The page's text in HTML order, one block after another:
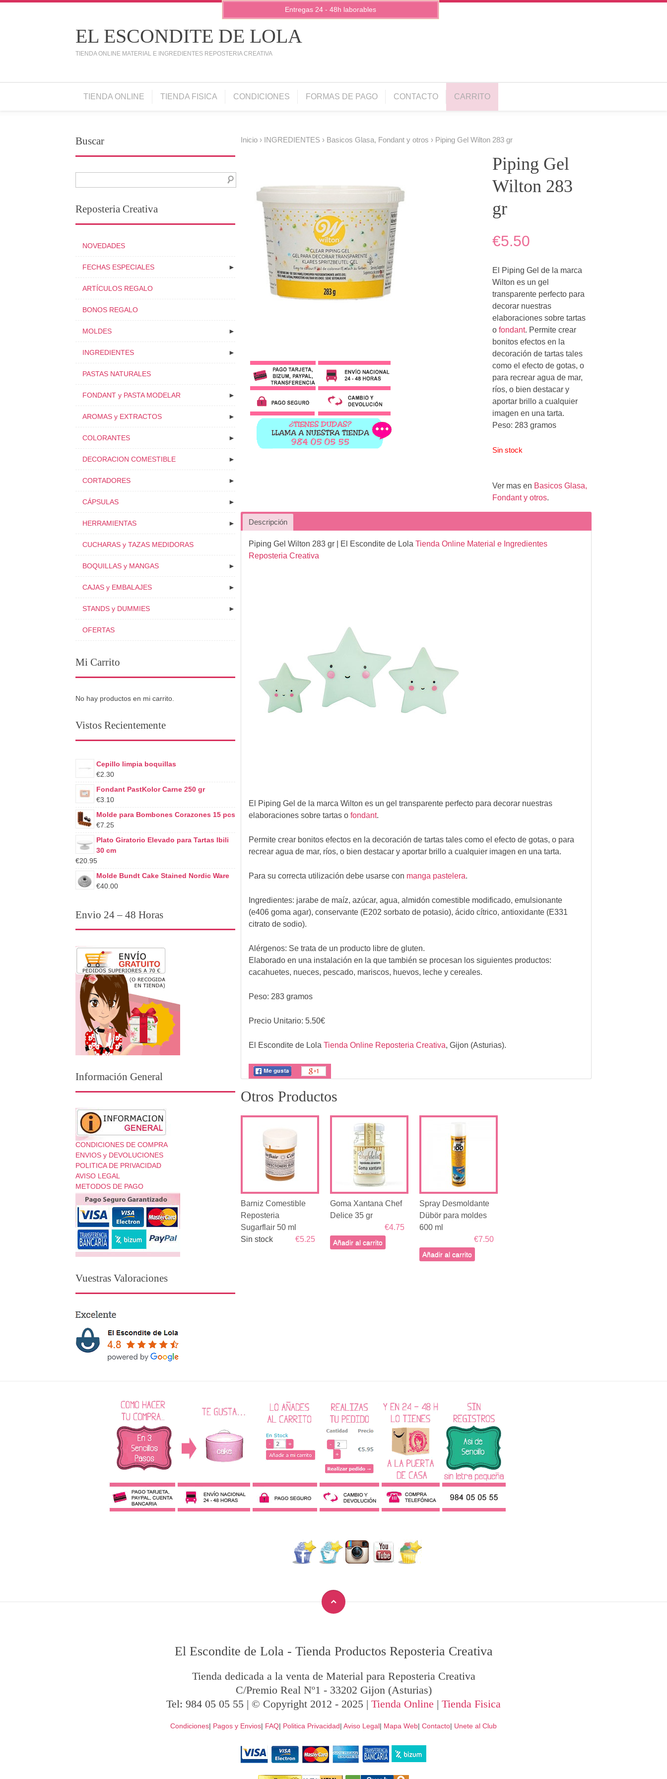
EL ESCONDITE DE LOLA
TIENDA ONLINE MATERIAL E INGREDIENTES REPOSTERIA CREATIVA
TIENDA ONLINE TIENDA FISICA CONDICIONES FORMAS DE PAGO CONTACTO CARRITO
Inicio› INGREDIENTES› Basicos Glasa, Fondant y otros › Piping Gel Wilton 283 gr
Piping Gel
Wilton 283
gr
€5.50
El Piping Gel de la marca
Wilton es un gel
transparente perfecto para
decorar nuestras
elaboraciones sobre tartas
o fondant. Permite crear
bonitos efectos en la
decoración de tartas tales
como el efecto de gotas, o
para recrear agua de mar,
ríos, o bien destacar y
aportar brillo a cualquier
imagen en una tarta.
Peso: 283 gramos
Sin stock
Ver mas en Basicos Glasa,
Fondant y otros.
Descripción
Piping Gel Wilton 283 gr| El Escondite de Lola Tienda Online Material e Ingredientes
Reposteria Creativa
El Piping Gel de la marca Wilton es un gel transparente perfecto para decorar nuestras
elaboraciones sobre tartas o fondant.
Permite crear bonitos efectos en la decoración de tartas tales como el efecto de gotas, o para
recrear agua de mar, ríos, o bien destacar y aportar brillo a cualquier imagen en una tarta.
Para su correcta utilización debe usarse con manga pastelera.
Ingredientes: jarabe de maíz, azúcar, agua, almidón comestible modificado, emulsionante
(e406 goma agar), conservante (E202 sorbato de potasio), ácido cítrico, antioxidante (E331
citrato de sodio).
Alérgenos: Se trata de un producto libre de gluten.
Elaborado en una instalación en la que también se procesan los siguientes productos:
cacahuetes, nueces, pescado, mariscos, huevos, leche y cereales.
Peso: 283 gramos
Precio Unitario: 5.50€
El Escondite de Lola Tienda Online Reposteria Creativa, Gijon (Asturias).
Otros Productos
Barniz Comestible
Reposteria
Sugarflair 50 ml
€5.25
Sin stock
Goma Xantana Chef
Delice 35 gr
€4.75
Añadir al carrito
Spray Desmoldante
Dübör para moldes
600 ml
€7.50
Añadir al carrito
Buscar
Reposteria Creativa
NOVEDADES
►
FECHAS ESPECIALES
ARTÍCULOS REGALO
BONOS REGALO
►
MOLDES
►
INGREDIENTES
PASTAS NATURALES
►
FONDANT y PASTA MODELAR
►
AROMAS y EXTRACTOS
►
COLORANTES
►
DECORACION COMESTIBLE
►
CORTADORES
►
CÁPSULAS
►
HERRAMIENTAS
CUCHARAS y TAZAS MEDIDORAS
►
BOQUILLAS y MANGAS
►
CAJAS y EMBALAJES
►
STANDS y DUMMIES
OFERTAS
Mi Carrito
No hay productos en mi carrito.
Vistos Recientemente
Cepillo limpia boquillas
€2.30
Fondant PastKolor Carne 250 gr
€3.10
Molde para Bombones Corazones 15 pcs
€7.25
Plato Giratorio Elevado para Tartas Ibili
30 cm
€20.95
Molde Bundt Cake Stained Nordic Ware
€40.00
Envio 24 – 48 Horas
Información General
CONDICIONES DE COMPRA
ENVIOS y DEVOLUCIONES
POLITICA DE PRIVACIDAD
AVISO LEGAL
METODOS DE PAGO
Vuestras Valoraciones
El Escondite de Lola - Tienda Productos Reposteria Creativa
Tienda dedicada a la venta de Material para Reposteria Creativa
C/Premio Real Nº1 - 33202 Gijon (Asturias)
Tel: 984 05 05 55 | © Copyright 2012 - 2025 | Tienda Online | Tienda Fisica
Condiciones| Pagos y Envios| FAQ| Politica Privacidad| Aviso Legal| Mapa Web| Contacto| Unete al Club
Entregas 24 - 48h laborables